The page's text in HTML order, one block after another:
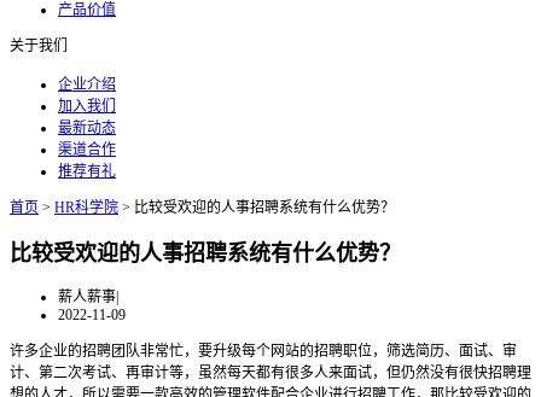
产品价值
关于我们
企业介绍
加入我们
最新动态
渠道合作
推荐有礼
首页 > HR科学院 > 比较受欢迎的人事招聘系统有什么优势？
比较受欢迎的人事招聘系统有什么优势？
薪人薪事|
2022-11-09
许多企业的招聘团队非常忙，要升级每个网站的招聘职位，筛选简历、面试、审
计、第二次考试、再审计等，虽然每天都有很多人来面试，但仍然没有很快招聘理